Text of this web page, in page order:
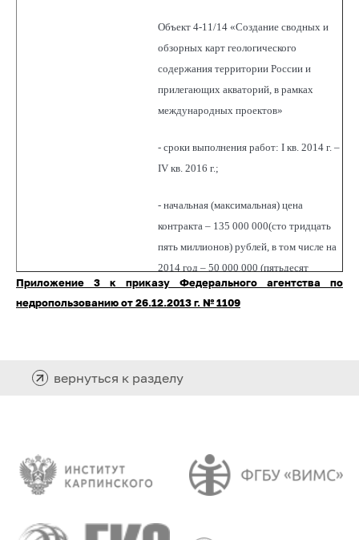
Объект 4-11/14 «Создание сводных и
обзорных карт геологического
содержания территории России и
прилегающих акваторий, в рамках
международных проектов»
- сроки выполнения работ: I кв. 2014 г. –
IV кв. 2016 г.;
- начальная (максимальная) цена
контракта – 135 000 000(сто тридцать
пять миллионов) рублей, в том числе на
2014 год – 50 000 000 (пятьдесят
миллионов) рублей; на 2015 год –
45 000 000 (сорок пять миллионов)
Объект 5-11/14 «Актуализация
500 000 по материалам листов
Госгеолкарты-1000/3»
- сроки выполнения работ: I кв. 2014 г. –
Приложение 3 к приказу Федерального агентства по
недропользованию от 26.12.2013 г. № 1109
вернуться к разделу